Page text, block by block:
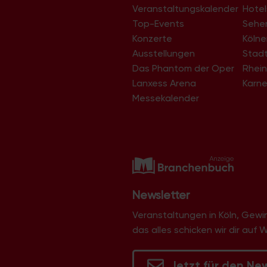
t
u
n
g
-
N
g
a
t
i
o
Veranstaltungskalender
Top-Events
Konzerte
Ausstellungen
Das Phantom der Oper
Lanxess Arena
Messekalender
Newsletter
Veranstaltungen in Köln,
das alles schicken wir dir auf